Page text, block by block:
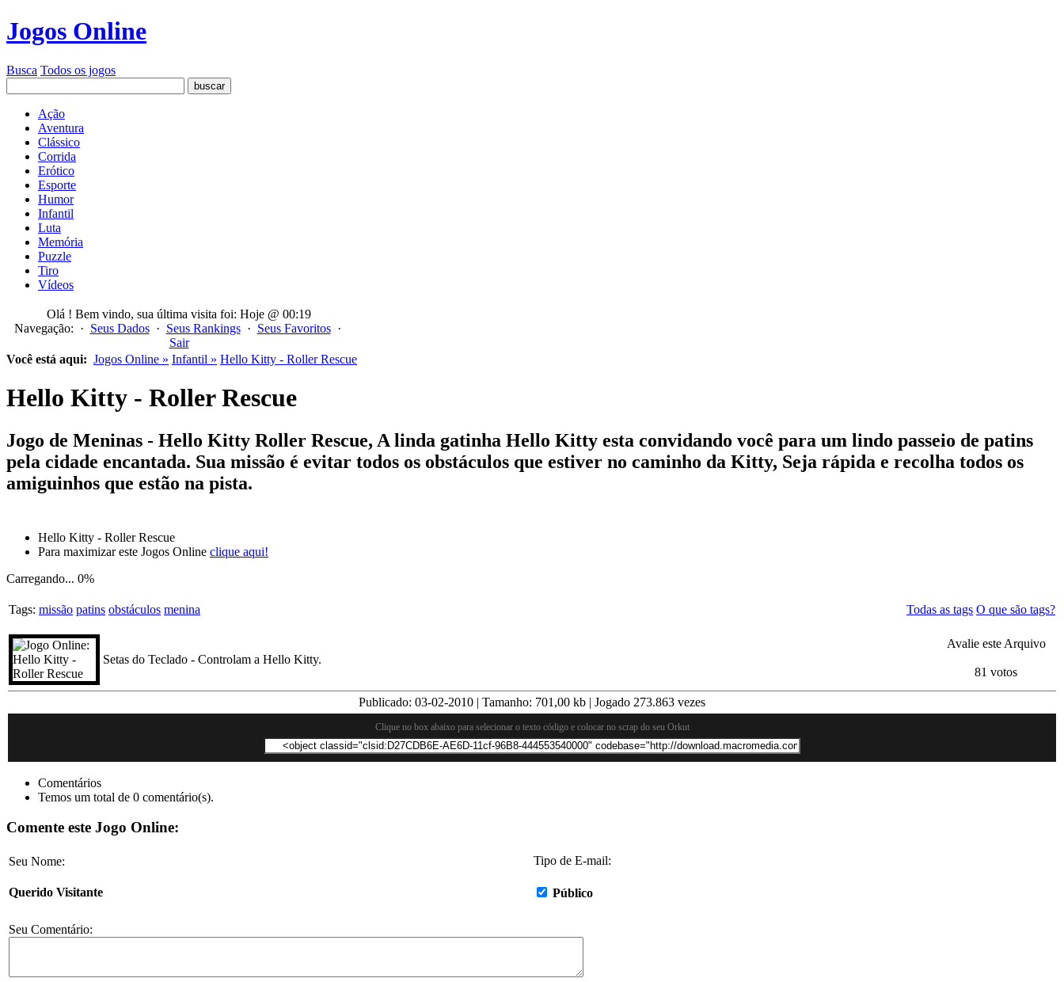
Jogos Online
Busca Todos os jogos
Ação
Aventura
Clássico
Corrida
Erótico
Esporte
Humor
Infantil
Luta
Memória
Puzzle
Tiro
Vídeos
Olá ! Bem vindo, sua última visita foi: Hoje @ 00:19
Navegação: · Seus Dados· Seus Rankings· Seus Favoritos·
Sair
Você está aqui: Jogos Online » Infantil » Hello Kitty - Roller Rescue
Hello Kitty - Roller Rescue
Jogo de Meninas - Hello Kitty Roller Rescue, A linda gatinha Hello Kitty esta convidando você para um lindo passeio de patins
pela cidade encantada. Sua missão é evitar todos os obstáculos que estiver no caminho da Kitty, Seja rápida e recolha todos os
amiguinhos que estão na pista.
Hello Kitty - Roller Rescue
Para maximizar este Jogos Online clique aqui!
Carregando... 0%
Tags: missão patins obstáculos menina Todas as tags O que são tags?
Setas do Teclado - Controlam a Hello Kitty.
Avalie este Arquivo
81 votos
Publicado: 03-02-2010 | Tamanho: 701,00 kb | Jogado 273.863 vezes
Clique no box abaixo para selecionar o texto código e colocar no scrap do seu Orkut
Comentários
Temos um total de 0 comentário(s).
Comente este Jogo Online:
Seu Nome:
Querido Visitante
Tipo de E-mail:
Público
Seu Comentário: